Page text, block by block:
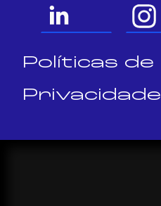
Políticas de
Privacidade